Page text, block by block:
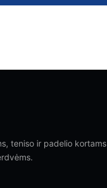
teniso ir padelio kortams